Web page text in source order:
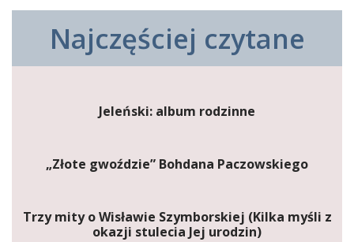
Najczęściej czytane
Jeleński: album rodzinne
„Złote gwoździe” Bohdana Paczowskiego
Trzy mity o Wisławie Szymborskiej (Kilka myśli z
okazji stulecia Jej urodzin)